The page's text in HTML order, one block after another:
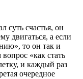
суть счастья, он
двигаться, а если
то он так и
«как стать
и каждый раз
очередное